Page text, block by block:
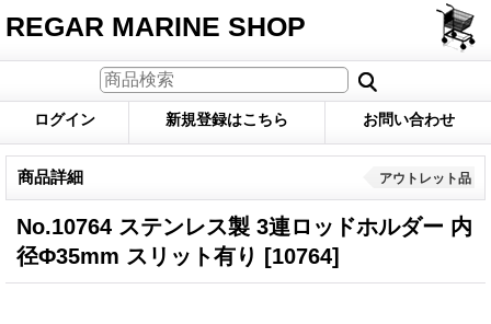
REGAR MARINE SHOP
ログイン 新規登録はこちら お問い合わせ
商品詳細 アウトレット品
No.10764 ステンレス製 3連ロッドホルダー 内
径Φ35mm スリット有り [10764]